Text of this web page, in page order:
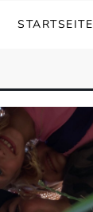
STARTSEITE